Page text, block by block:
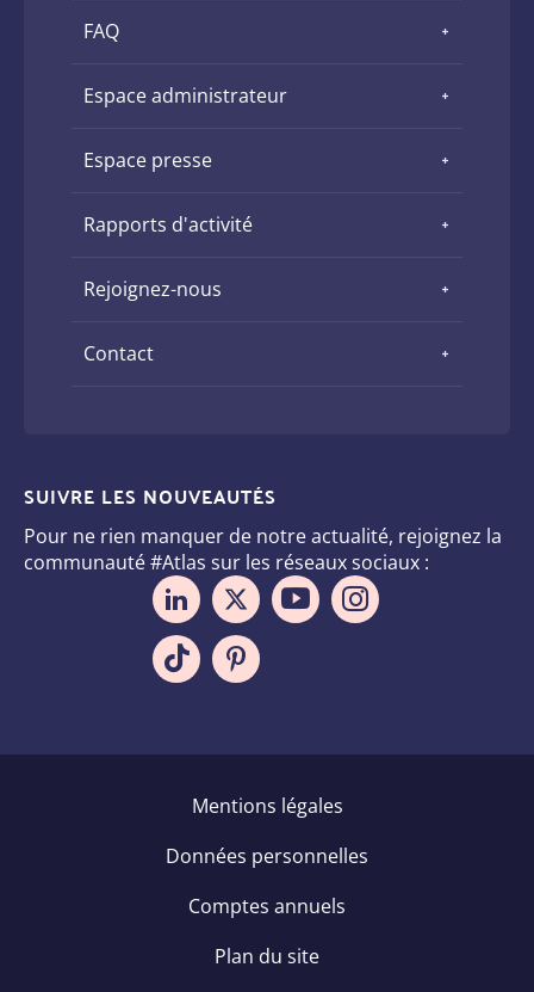
FAQ
Espace administrateur
Espace presse
Rapports d'activité
Rejoignez-nous
Contact
SUIVRE LES NOUVEAUTÉS
Pour ne rien manquer de notre actualité, rejoignez la
communauté #Atlas sur les réseaux sociaux :
Mentions légales
Données personnelles
Comptes annuels
Plan du site